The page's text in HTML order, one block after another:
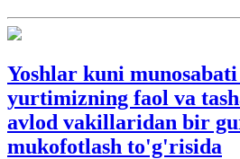
Yoshlar kuni
yurtimizning faol va
avlod vakillaridan bir
mukofotlash to'g'risida